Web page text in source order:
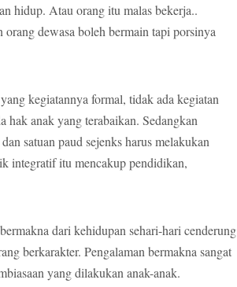
hidup. Atau orang itu malas bekerja..
dewasa boleh bermain tapi porsinya
kegiatannya formal, tidak ada kegiatan
hak anak yang terabaikan. Sedangkan
satuan paud sejenks harus melakukan
integratif itu mencakup pendidikan,
dari kehidupan sehari-hari cenderung
berkarakter. Pengalaman bermakna sangat
yang dilakukan anak-anak.